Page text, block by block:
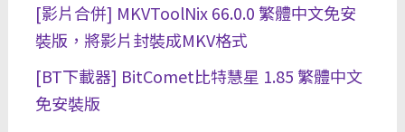
[影片合併] MKVToolNix 66.0.0 繁體中文免安
裝版，將影片封裝成MKV格式
[BT下載器] BitComet比特慧星 1.85 繁體中文
免安裝版